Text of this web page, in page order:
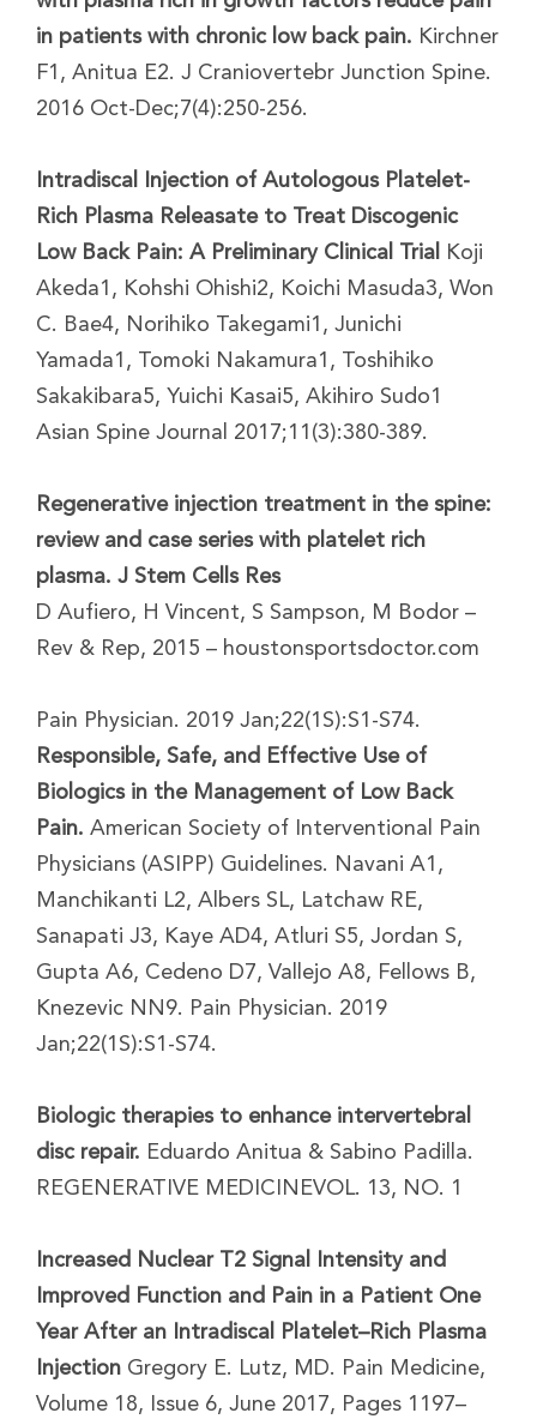
in patients with chronic low back pain. Kirchner
F1, Anitua E2. J Craniovertebr Junction Spine.
2016 Oct-Dec;7(4):250-256.
Intradiscal Injection of Autologous Platelet-
Rich Plasma Releasate to Treat Discogenic
Low Back Pain: A Preliminary Clinical Trial Koji
Akeda1, Kohshi Ohishi2, Koichi Masuda3, Won
C. Bae4, Norihiko Takegami1, Junichi
Yamada1, Tomoki Nakamura1, Toshihiko
Sakakibara5, Yuichi Kasai5, Akihiro Sudo1
Asian Spine Journal 2017;11(3):380-389.
Regenerative injection treatment in the spine:
review and case series with platelet rich
plasma. J Stem Cells Res
D Aufiero, H Vincent, S Sampson, M Bodor –
Rev & Rep, 2015 – houstonsportsdoctor.com
Pain Physician. 2019 Jan;22(1S):S1-S74.
Responsible, Safe, and Effective Use of
Biologics in the Management of Low Back
Pain. American Society of Interventional Pain
Physicians (ASIPP) Guidelines. Navani A1,
Manchikanti L2, Albers SL, Latchaw RE,
Sanapati J3, Kaye AD4, Atluri S5, Jordan S,
Gupta A6, Cedeno D7, Vallejo A8, Fellows B,
Knezevic NN9. Pain Physician. 2019
Jan;22(1S):S1-S74.
Biologic therapies to enhance intervertebral
disc repair. Eduardo Anitua & Sabino Padilla.
REGENERATIVE MEDICINEVOL. 13, NO. 1
Increased Nuclear T2 Signal Intensity and
Improved Function and Pain in a Patient One
Year After an Intradiscal Platelet–Rich Plasma
Injection Gregory E. Lutz, MD. Pain Medicine,
Volume 18, Issue 6, June 2017, Pages 1197–